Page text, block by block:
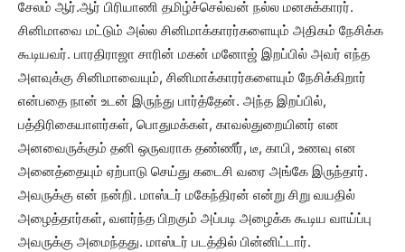
சேலம் ஆர்.ஆர் பிரியாணி தமிழ்ச்செல்வன் நல்ல மனசுக்காரர்.
சினிமாவை மட்டும் அல்ல சினிமாக்காரர்களையும் அதிகம் நேசிக்க
கூடியவர். பாரதிராஜா சாரின் மகன் மனோஜ் இறப்பில் அவர் எந்த
அளவுக்கு சினிமாவையும், சினிமாக்காரர்களையும் நேசிக்கிறார்
என்பதை நான் உடன் இருந்து பார்த்தேன். அந்த இறப்பில்,
பத்திரிகையாளர்கள், பொதுமக்கள், காவல்துறையினர் என
அனவைருக்கும் தனி ஒருவராக தண்ணீர், டீ, காபி, உணவு என
அனைத்தையும் ஏற்பாடு செய்து கடைசி வரை அங்கே இருந்தார்.
அவருக்கு என் நன்றி. மாஸ்டர் மகேந்திரன் என்று சிறு வயதில்
அழைத்தார்கள், வளர்ந்த பிறகும் அப்படி அழைக்க கூடிய வாய்ப்பு
அவருக்கு அமைந்தது. மாஸ்டர் படத்தில் பின்னிட்டார்.